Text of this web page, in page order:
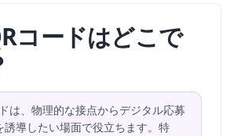
コードはどこで
は、物理的な接点からデジタル応募
誘導したい場面で役立ちます。特